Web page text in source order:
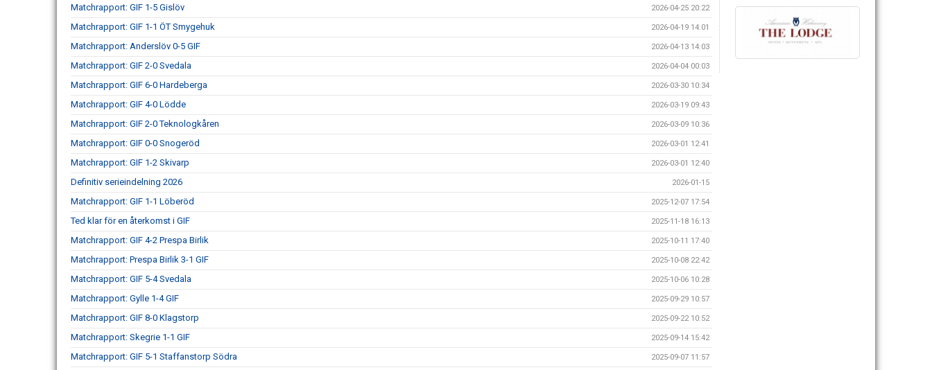
Matchrapport: GIF 1-5 Gislöv 2026-04-25 20:22
Matchrapport: GIF 1-1 ÖT Smygehuk 2026-04-19 14:01
Matchrapport: Anderslöv 0-5 GIF 2026-04-13 14:03
Matchrapport: GIF 2-0 Svedala 2026-04-04 00:03
Matchrapport: GIF 6-0 Hardeberga 2026-03-30 10:34
Matchrapport: GIF 4-0 Lödde 2026-03-19 09:43
Matchrapport: GIF 2-0 Teknologkåren 2026-03-09 10:36
Matchrapport: GIF 0-0 Snogeröd 2026-03-01 12:41
Matchrapport: GIF 1-2 Skivarp 2026-03-01 12:40
Definitiv serieindelning 2026 2026-01-15
Matchrapport: GIF 1-1 Löberöd 2025-12-07 17:54
Ted klar för en återkomst i GIF 2025-11-18 16:13
Matchrapport: GIF 4-2 Prespa Birlik 2025-10-11 17:40
Matchrapport: Prespa Birlik 3-1 GIF 2025-10-08 22:42
Matchrapport: GIF 5-4 Svedala 2025-10-06 10:28
Matchrapport: Gylle 1-4 GIF 2025-09-29 10:57
Matchrapport: GIF 8-0 Klagstorp 2025-09-22 10:52
Matchrapport: Skegrie 1-1 GIF 2025-09-14 15:42
Matchrapport: GIF 5-1 Staffanstorp Södra 2025-09-07 11:57